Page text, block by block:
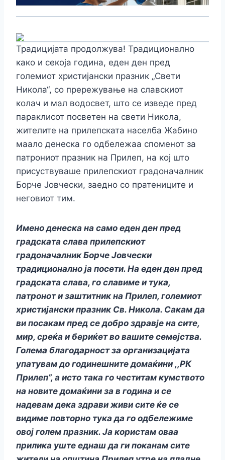
Традицијата продолжува! Традиционално
како и секоја година, еден ден пред
големиот христијански празник „Свети
Никола“, со прережување на славскиот
колач и мал водосвет, што се изведе пред
параклисот посветен на свети Никола,
жителите на прилепската населба Жабино
маало денеска го одбележаа споменот за
патрониот празник на Прилеп, на кој што
присуствуваше прилепскиот градоначалник
Борче Јовчески, заедно со пратениците и
неговиот тим.
Имено денеска на само еден ден пред
градската слава прилепскиот
градоначалник Борче Јовчески
традиционално ја посети. На еден ден пред
градската слава, го славиме и тука,
патронот и заштитник на Прилеп, големиот
христијански празник Св. Никола. Сакам да
ви посакам пред се добро здравје на сите,
мир, среќа и бериќет во вашите семејства.
Голема благодарност за организацијата
упатувам до годинешните домаќини ,,РК
Прилеп”, а исто така го честитам кумството
на новите домаќини за в година и се
надевам дека здрави живи сите ќе се
видиме повторно тука да го одбележиме
овој голем празник. Ја користам оваа
прилика уште еднаш да ги поканам сите